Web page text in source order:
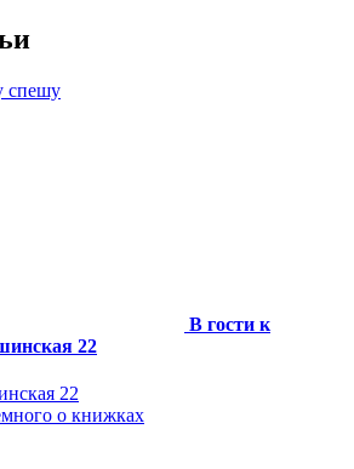
В гости к
22
22